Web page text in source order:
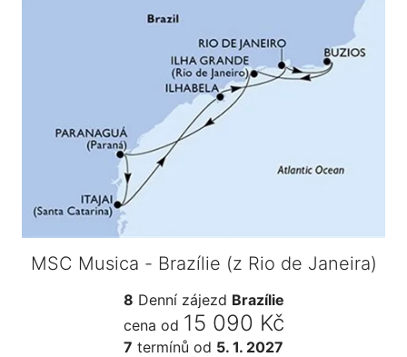
MSC Musica - Brazílie (z Rio de Janeira)
8 Denní zájezd Brazílie
cena od 15 090 Kč
7 termínů od 5. 1. 2027